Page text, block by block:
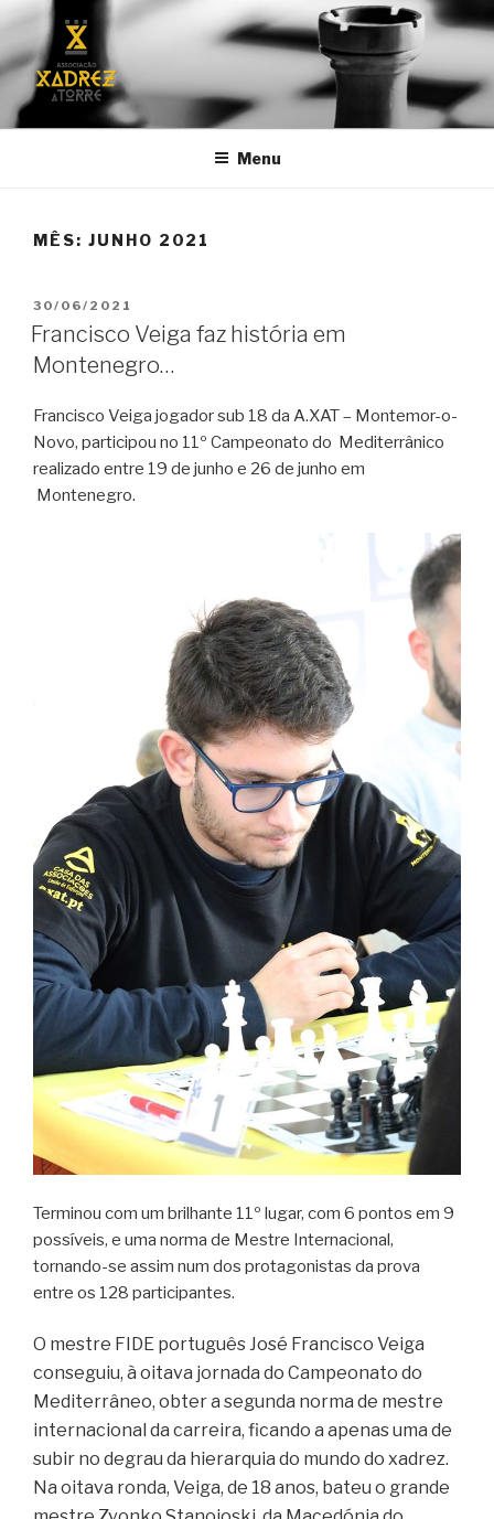
Saltar
o
conteúdo
A.XAT
Associação de Xadrez "A Torre"
Menu
MÊS: JUNHO 2021
PUBLICADO
EM
30/06/2021
Francisco Veiga faz história em
Montenegro…
Francisco Veiga jogador sub 18 da A.XAT – Montemor-o-
Novo, participou no 11º Campeonato do Mediterrânico
realizado entre 19 de junho e 26 de junho em
Montenegro.
Terminou com um brilhante 11º lugar, com 6 pontos em 9
possíveis, e uma norma de Mestre Internacional,
tornando-se assim num dos protagonistas da prova
entre os 128 participantes.
O mestre FIDE português José Francisco Veiga
conseguiu, à oitava jornada do Campeonato do
Mediterrâneo, obter a segunda norma de mestre
internacional da carreira, ficando a apenas uma de
subir no degrau da hierarquia do mundo do xadrez.
Na oitava ronda, Veiga, de 18 anos, bateu o grande